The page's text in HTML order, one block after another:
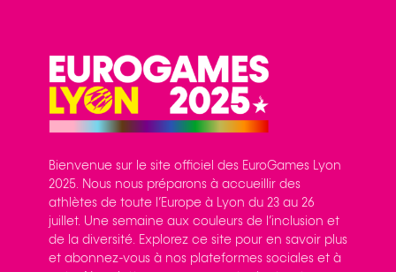
Bienvenue sur le site officiel des EuroGames Lyon
2025. Nous nous préparons à accueillir des
athlètes de toute l’Europe à Lyon du 23 au 26
juillet. Une semaine aux couleurs de l’inclusion et
de la diversité. Explorez ce site pour en savoir plus
et abonnez-vous à nos plateformes sociales et à